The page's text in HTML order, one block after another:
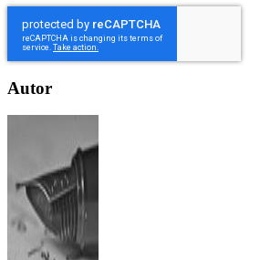
Autor